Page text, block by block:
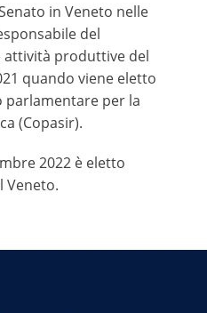
in Veneto nelle
del
produttive del
quando viene eletto
parlamentare per la
(Copasir).
2022 è eletto
Veneto.